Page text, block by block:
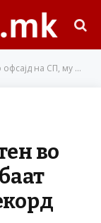
уште два за анти-рекорд
во